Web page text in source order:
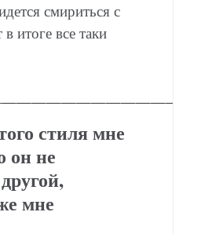
смириться с
итоге все таки
стиля мне
он не
мне